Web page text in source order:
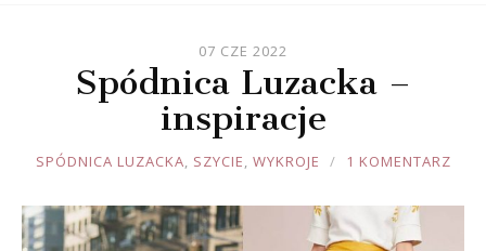
07 CZE 2022
Spódnica Luzacka –
inspiracje
JOULE
SPÓDNICA LUZACKA, SZYCIE, WYKROJE 1 KOMENTARZ